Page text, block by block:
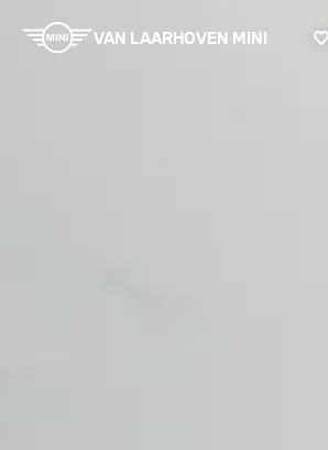
VAN LAARHOVEN MINI